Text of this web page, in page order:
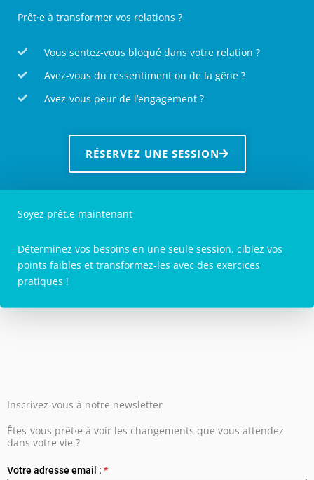
Prêt·e à transformer vos relations ?
Vous sentez-vous bloqué dans votre relation ?
Avez-vous du ressentiment ou de la gêne ?
Avez-vous peur de l’engagement ?
RÉSERVEZ UNE SESSION
Soyez prêt.e maintenant
Déterminez vos besoins en une seule session, ciblez vos
points faibles et transformez-les avec des exercices
pratiques !
Inscrivez-vous à notre newsletter
Êtes-vous prêt·e à voir les changements que vous attendez
dans votre vie ?
Votre adresse email : *